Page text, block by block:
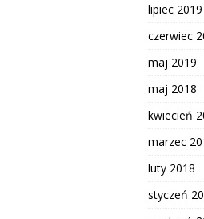
lipiec 2019
czerwiec
maj 2019
maj 2018
kwiecień
marzec
luty 2018
styczeń